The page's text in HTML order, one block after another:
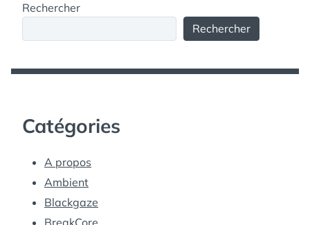
Rechercher
Rechercher
Catégories
A propos
Ambient
Blackgaze
BreakCore